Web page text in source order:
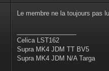
Le membre ne la toujours pas
Celica LST162
Supra MK4 JDM TT BV5
Supra MK4 JDM N/A Targa